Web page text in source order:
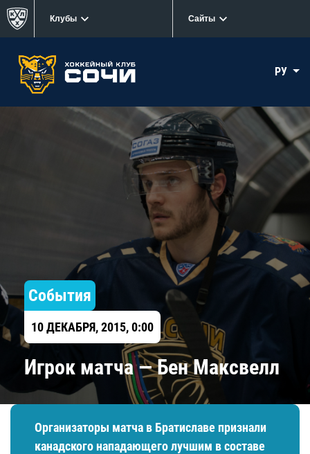
Клубы Сайты
РУ
События
10 ДЕКАБРЯ, 2015, 0:00
Игрок матча — Бен Максвелл
Организаторы матча в Братиславе признали
канадского нападающего лучшим в составе